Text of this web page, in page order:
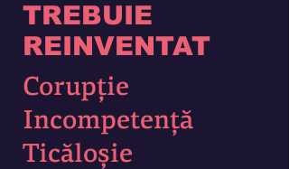
TREBUIE
REINVENTAT
Corupţie
Incompetenţă
Ticăloșie